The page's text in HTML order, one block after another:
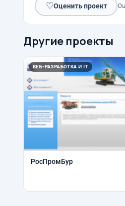
♡Оценить проект
Другие проекты
ВЕБ-РАЗРАБОТКА И IT
РосПромБур